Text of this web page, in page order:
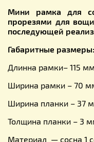
Мини рамка для
прорезями для
последующей
Габаритные размеры:
Длинна рамки– 115 мм
Ширина рамки – 70
Ширина планки – 37
Толщина планки – 3
Материал — сосна 1